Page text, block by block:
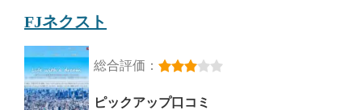
FJネクスト
総合評価：
ピックアップ口コミ